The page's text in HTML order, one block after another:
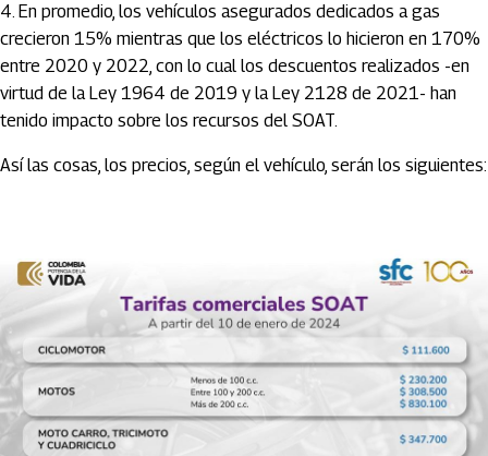
4. En promedio, los vehículos asegurados dedicados a gas
crecieron 15% mientras que los eléctricos lo hicieron en 170%
entre 2020 y 2022, con lo cual los descuentos realizados -en
virtud de la Ley 1964 de 2019 y la Ley 2128 de 2021- han
tenido impacto sobre los recursos del SOAT.
Así las cosas, los precios, según el vehículo, serán los siguientes: